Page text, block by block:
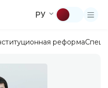
РУ
реформа